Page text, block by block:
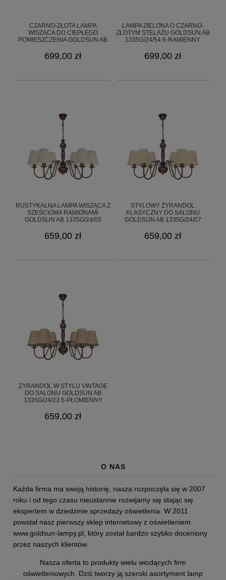
CZARNO-ZŁOTA LAMPA
WISZĄCA DO CIEPŁEGO
POMIESZCZENIA GOLDSUN AB
699,00 zł
LAMPA ZIELONA O CZARNO-
ZŁOTYM STELAŻU GOLDSUN AB
1335G/24/54 6-RAMIENNY
699,00 zł
RUSTYKALNA LAMPA WISZĄCA Z
SZEŚCIOMA RAMIONAMI
GOLDSUN AB 1335G/24/03
659,00 zł
STYLOWY ŻYRANDOL
KLASYCZNY DO SALONU
GOLDSUN AB 1335G/24/07
659,00 zł
ŻYRANDOL W STYLU VINTAGE
DO SALONU GOLDSUN AB
1335G/24/23 6-PŁOMIENNY
659,00 zł
O NAS
Każda firma ma swoją historię, nasza rozpoczęła się w 2007
roku i od tego czasu nieustannie rozwijamy się stając się
ekspertem w dziedzinie sprzedaży oświetlenia. W 2011
powstał nasz pierwszy sklep internetowy z oświetleniem
www.goldsun-lampy.pl, który został bardzo szybko doceniony
przez naszych klientów.
Nasza oferta to produkty wielu wiodących firm
oświetleniowych. Dziś tworzy ją szeroki asortyment lamp